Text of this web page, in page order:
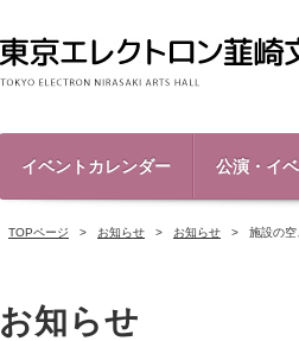
イベントカレンダー 公演・イ
TOPページ お知らせ お知らせ 施設の
お知らせ